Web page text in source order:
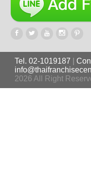
Tel. 02-1019187
2026 All Right